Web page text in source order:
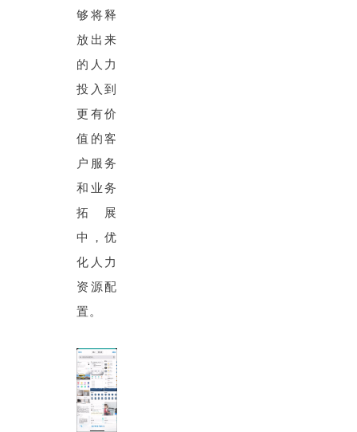
够将释
放出来
的人力
投入到
更有价
值的客
户服务
和业务
拓展
中，优
化人力
资源配
置。